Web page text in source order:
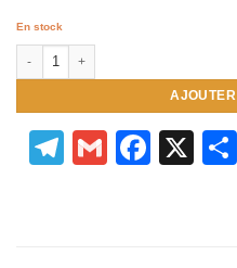
En stock
quantité de Destructeur d'Odeur
Telegram
Gmail X